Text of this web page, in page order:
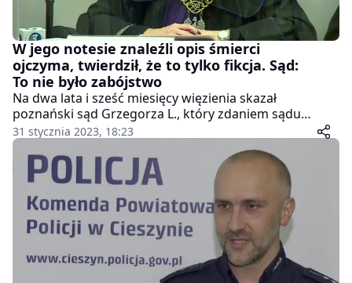
W jego notesie znaleźli opis śmierci
ojczyma, twierdził, że to tylko fikcja. Sąd:
To nie było zabójstwo
Na dwa lata i sześć miesięcy więzienia skazał
poznański sąd Grzegorza L., który zdaniem sądu
nieumyślnie doprowadził do śmierci swojego ojczyma
w Lusówku (woj. wielkopolskie). Mężczyzna był
oskarżony o zabójstwo. Zarzuty usłyszał po tym, jak po
kilku latach od śmierci ojczyma policjanci dotarli do
pamiętników, w których L. opisał całe zdarzenie.
Śledczych próbował przekonywać, że to tylko fikcja
literacka.
31 stycznia 2023, 18:23